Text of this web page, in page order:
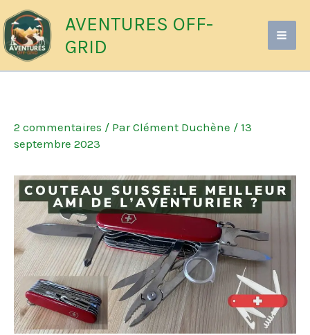
Aller
au
contenu
AVENTURES OFF-
GRID
2 commentaires / ParClément Duchène / 13
septembre 2023